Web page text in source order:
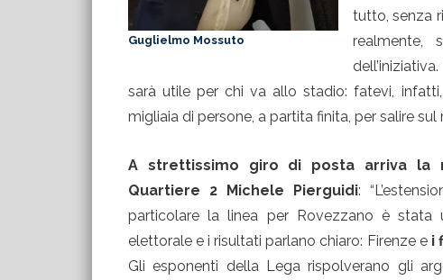
Guglielmo Mossuto
tutto, senza
sarà utile per chi va allo stadio: fatevi,
migliaia di persone, a partita finita, per salire sul
A strettissimo giro di posta arriva la
Quartiere 2 Michele Pierguidi:
particolare la linea per Rovezzano è
elettorale e i risultati parlano chiaro: Firenze e i
Gli esponenti della Lega rispolverano gli